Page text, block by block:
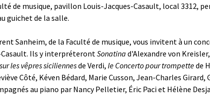
de musique, pavillon Louis-Jacques-Casault, local 3312,
guichet de la salle.
Sanheim, de la Faculté de musique, vous invitent à un
Ils y interpréteront Sonatina d'Alexandre von
les vêpres siciliennesde Verdi, le Concerto pour trompettede
Côté, Kéven Bédard, Marie Cusson, Jean-Charles
au piano par Nancy Pelletier, Éric Paci et Hélène